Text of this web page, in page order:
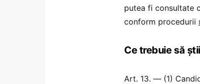
putea fi consultate
conform procedurii
Ce trebuie să
Art. 13. — (1)